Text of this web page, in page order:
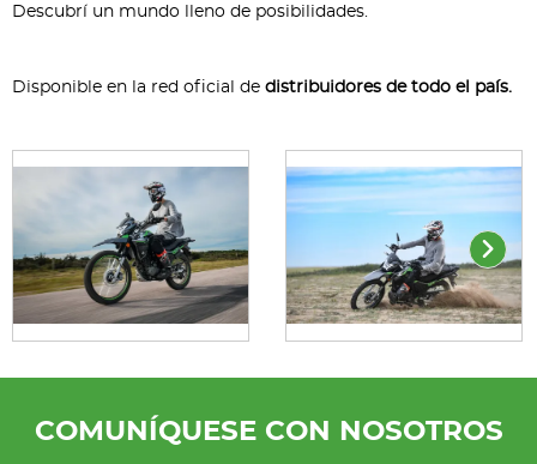
Descubrí un mundo lleno de posibilidades.
Disponible en la red oficial de distribuidores de todo el país.​
COMUNÍQUESE CON NOSOTROS